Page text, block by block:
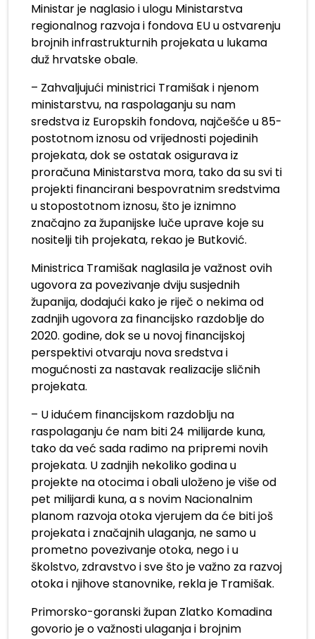
Ministar je naglasio i ulogu Ministarstva
regionalnog razvoja i fondova EU u ostvarenju
brojnih infrastrukturnih projekata u lukama
duž hrvatske obale.
– Zahvaljujući ministrici Tramišak i njenom
ministarstvu, na raspolaganju su nam
sredstva iz Europskih fondova, najčešće u 85-
postotnom iznosu od vrijednosti pojedinih
projekata, dok se ostatak osigurava iz
proračuna Ministarstva mora, tako da su svi ti
projekti financirani bespovratnim sredstvima
u stopostotnom iznosu, što je iznimno
značajno za županijske luče uprave koje su
nositelji tih projekata, rekao je Butković.
Ministrica Tramišak naglasila je važnost ovih
ugovora za povezivanje dviju susjednih
županija, dodajući kako je riječ o nekima od
zadnjih ugovora za financijsko razdoblje do
2020. godine, dok se u novoj financijskoj
perspektivi otvaraju nova sredstva i
mogućnosti za nastavak realizacije sličnih
projekata.
– U idućem financijskom razdoblju na
raspolaganju će nam biti 24 milijarde kuna,
tako da već sada radimo na pripremi novih
projekata. U zadnjih nekoliko godina u
projekte na otocima i obali uloženo je više od
pet milijardi kuna, a s novim Nacionalnim
planom razvoja otoka vjerujem da će biti još
projekata i značajnih ulaganja, ne samo u
prometno povezivanje otoka, nego i u
školstvo, zdravstvo i sve što je važno za razvoj
otoka i njihove stanovnike, rekla je Tramišak.
Primorsko-goranski župan Zlatko Komadina
govorio je o važnosti ulaganja i brojnim